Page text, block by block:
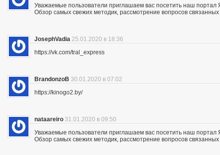
Уважаемые пользователи приглашаем вас посетить наш портал
Обзор самых свежих методик, рассмотрение вопросов
JosephVadia 25.01.2020 в 18:36
https://vk.com/tral_express
BrandonzoB 30.01.2020 в 07:02
https://kinogo2.by/
nataareiro 31.01.2020 в 09:50
Уважаемые пользователи приглашаем вас посетить наш портал
Обзор самых свежих методик, рассмотрение вопросов